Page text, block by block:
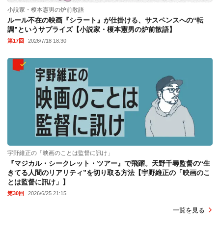
小説家・榎本憲男の炉前散語
ルール不在の映画『シラート』が仕掛ける、サスペンスへの“転
調”というサプライズ【小説家・榎本憲男の炉前散語】
第17回 2026/7/18 18:30
宇野維正の「映画のことは監督に訊け」
『マジカル・シークレット・ツアー』で飛躍。天野千尋監督の“生
きてる人間のリアリティ”を切り取る方法【宇野維正の「映画のこ
とは監督に訊け」】
第30回 2026/6/25 21:15
一覧を見る